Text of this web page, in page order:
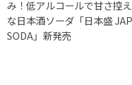
み！低アルコールで甘さ控
な日本酒ソーダ「日本盛
SODA」新発売